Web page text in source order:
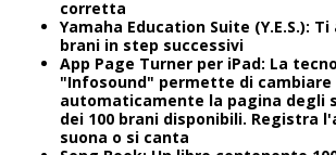
corretta
Yamaha Education Suite (Y.E.S.):
brani in step successivi
App Page Turner per iPad: La
"Infosound" permette di cambiare
automaticamente la pagina degli
dei 100 brani disponibili. Registra
suona o si canta